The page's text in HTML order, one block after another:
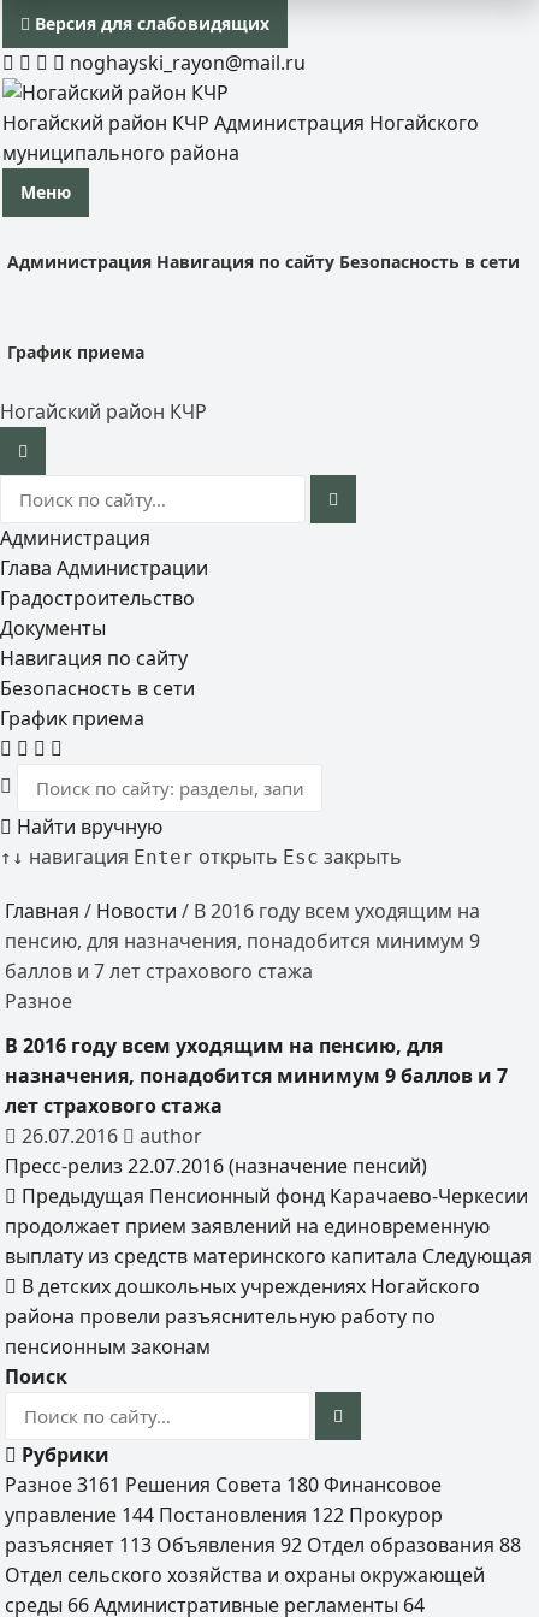
Версия для слабовидящих
noghayski_rayon@mail.ru
Ногайский район КЧР Администрация Ногайского
муниципального района
Меню
Администрация Навигация по сайту Безопасность в сети
График приема
Ногайский район КЧР
Администрация
Глава Администрации
Градостроительство
Документы
Навигация по сайту
Безопасность в сети
График приема
Найти вручную
↑ ↓ навигация Enter открыть Esc закрыть
Главная / Новости / В 2016 году всем уходящим на
пенсию, для назначения, понадобится минимум 9
баллов и 7 лет страхового стажа
Разное
В 2016 году всем уходящим на пенсию, для
назначения, понадобится минимум 9 баллов и 7
лет страхового стажа
26.07.2016
author
Пресс-релиз 22.07.2016 (назначение пенсий)
Предыдущая Пенсионный фонд Карачаево-Черкесии
продолжает прием заявлений на единовременную
выплату из средств материнского капитала Следующая
В детских дошкольных учреждениях Ногайского
района провели разъяснительную работу по
пенсионным законам
Поиск
Рубрики
Разное3161 Решения Совета 180 Финансовое
управление 144 Постановления 122 Прокурор
разъясняет 113 Объявления92 Отдел образования88
Отдел сельского хозяйства и охраны окружающей
среды 66 Административные регламенты 64